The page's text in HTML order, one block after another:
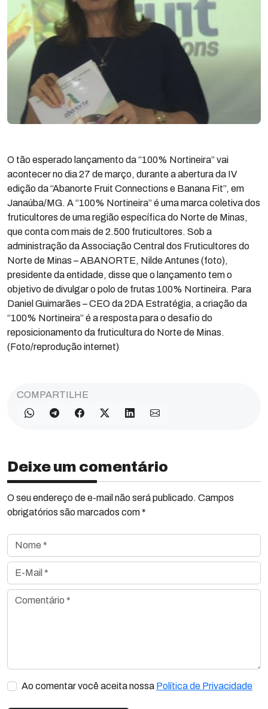
O tão esperado lançamento da “100% Nortineira” vai
acontecer no dia 27 de março, durante a abertura da IV
edição da “Abanorte Fruit Connections e Banana Fit”, em
Janaúba/MG. A “100% Nortineira” é uma marca coletiva dos
fruticultores de uma região específica do Norte de Minas,
que conta com mais de 2.500 fruticultores. Sob a
administração da Associação Central dos Fruticultores do
Norte de Minas – ABANORTE, Nilde Antunes (foto),
presidente da entidade, disse que o lançamento tem o
objetivo de divulgar o polo de frutas 100% Nortineira. Para
Daniel Guimarães – CEO da 2DA Estratégia, a criação da
“100% Nortineira” é a resposta para o desafio do
reposicionamento da fruticultura do Norte de Minas.
(Foto/reprodução internet)
COMPARTILHE
Deixe um comentário
O seu endereço de e-mail não será publicado. Campos
obrigatórios são marcados com *
Nome *
E-Mail *
Comentário *
Ao comentar você aceita nossa Política de Privacidade